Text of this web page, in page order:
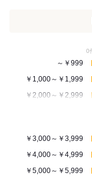
0
～￥999
￥1,000～￥1,999
￥2,000～￥2,999
￥3,000～￥3,999
￥4,000～￥4,999
￥5,000～￥5,999